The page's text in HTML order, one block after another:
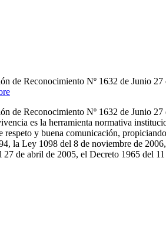
Reconocimiento Nº 1632 de Junio
Reconocimiento Nº 1632 de Junio
es la herramienta normativa
y buena comunicación,
la Ley 1098 del 8 de noviembre de
de abril de 2005, el Decreto 1965 del